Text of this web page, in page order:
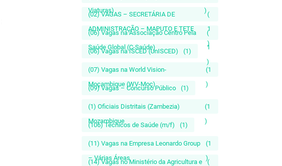
Viaturas)
)
(02) VAGAS – SECRETÁRIA DE
ADMINISTRAÇÃO – MAPUTO E TETE
(
1
)
(06) Vagas na Associação Centro Pela
Saúde Global (C-Saúde)
(
1
)
(06) Vagas na ISCED (UnISCED) (1)
(07) Vagas na World Vision-
Moçambique (WV-Moç)
(1
)
(09) Vagas – Concurso Público (1)
(1) Oficiais Distritais (Zambezia)
Mozambique
(1
)
(106) Técnicos de Saúde (m/f) (1)
(11) Vagas na Empresa Leonardo Group
– Várias Áreas
(1
)
(14) Vagas no Ministério da Agricultura e
(